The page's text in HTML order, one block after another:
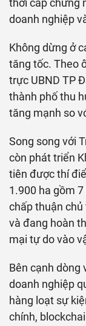
thời cấp chứng
doanh nghiệp
Không dừng ở
tăng tốc. Theo
trực UBND TP
thành phố thu
tăng mạnh so
Song song với
còn phát triển
tiên được thí
1.900 ha gồm
chấp thuận
và đang hoàn
mại tự do vào
Bên cạnh dòng
doanh nghiệp
hàng loạt sự
chính,